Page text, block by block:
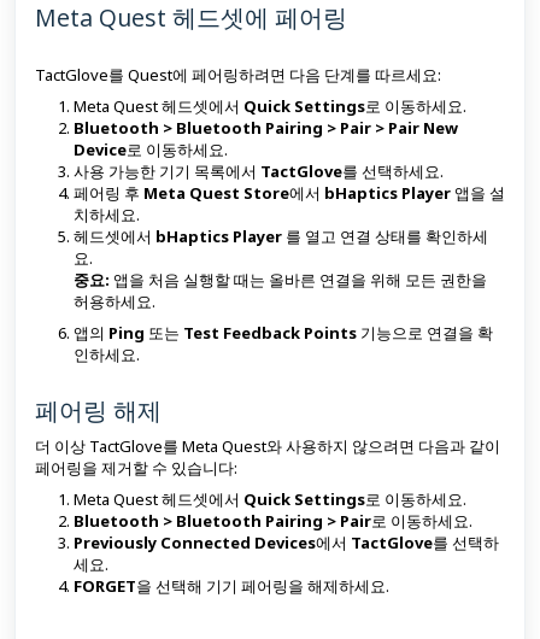
Meta Quest 헤드셋에 페어링
TactGlove를 Quest에 페어링하려면 다음 단계를 따르세요:
Meta Quest 헤드셋에서 Quick Settings로 이동하세요.
Bluetooth > Bluetooth Pairing > Pair > Pair New
Device로 이동하세요.
사용 가능한 기기 목록에서 TactGlove를 선택하세요.
페어링 후 Meta Quest Store에서 bHaptics Player앱을 설
치하세요.
헤드셋에서 bHaptics Player 를 열고 연결 상태를 확인하세
요.
중요: 앱을 처음 실행할 때는 올바른 연결을 위해 모든 권한을
허용하세요.
앱의 Ping 또는 Test Feedback Points 기능으로 연결을 확
인하세요.
페어링 해제
더 이상 TactGlove를 Meta Quest와 사용하지 않으려면 다음과 같이
페어링을 제거할 수 있습니다:
Meta Quest 헤드셋에서 Quick Settings로 이동하세요.
Bluetooth > Bluetooth Pairing > Pair로 이동하세요.
Previously Connected Devices에서 TactGlove를 선택하
세요.
FORGET을 선택해 기기 페어링을 해제하세요.